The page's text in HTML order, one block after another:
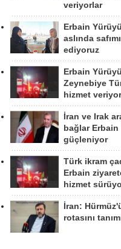
veriyorlar
Erbain
aslında
ediyoruz
Erbain
Zeynebiye
hizmet veriyor
İran ve Irak
bağlar
güçleniyor
Türk ikram
Erbain
hizmet
İran:
rotasını